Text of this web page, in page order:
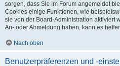
sorgen, dass Sie im Forum angemeldet
Cookies einige Funktionen, wie
sie von der Board-Administration aktiviert
An- oder Abmeldung haben, kann es
Nach oben
Benutzerpräferenzen und -